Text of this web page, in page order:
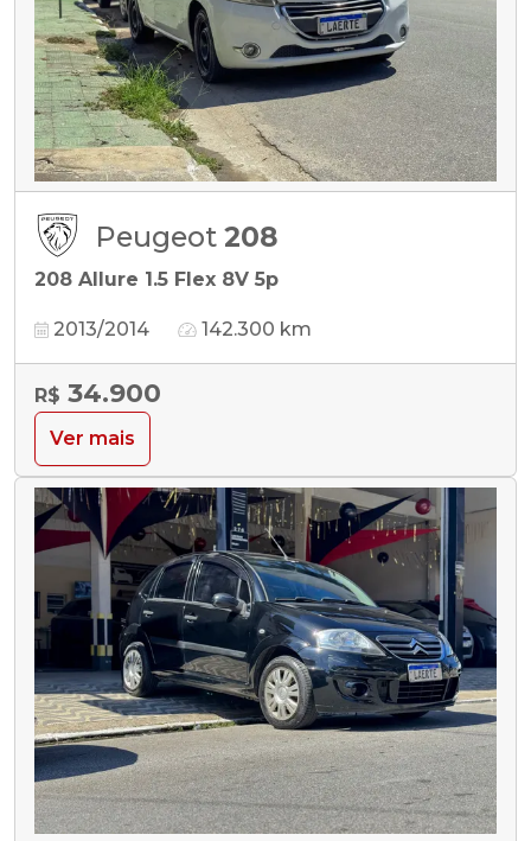
Peugeot 208
208 Allure 1.5 Flex 8V 5p
2013/2014 142.300 km
R$ 34.900
Ver mais